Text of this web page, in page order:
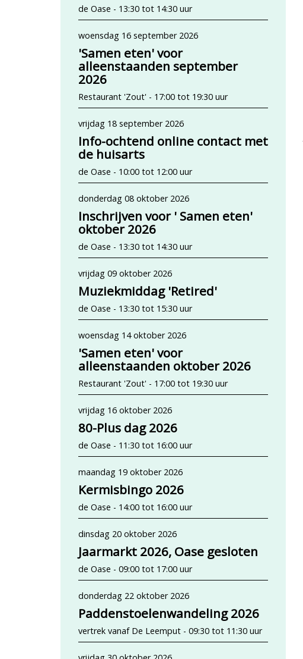
de Oase - 13:30 tot 14:30 uur
woensdag 16 september 2026
'Samen eten' voor
alleenstaanden september
2026
Restaurant 'Zout' - 17:00 tot 19:30 uur
vrijdag 18 september 2026
Info-ochtend online contact met
de huisarts
de Oase - 10:00 tot 12:00 uur
donderdag 08 oktober 2026
Inschrijven voor ' Samen eten'
oktober 2026
de Oase - 13:30 tot 14:30 uur
vrijdag 09 oktober 2026
Muziekmiddag 'Retired'
de Oase - 13:30 tot 15:30 uur
woensdag 14 oktober 2026
'Samen eten' voor
alleenstaanden oktober 2026
Restaurant 'Zout' - 17:00 tot 19:30 uur
vrijdag 16 oktober 2026
80-Plus dag 2026
de Oase - 11:30 tot 16:00 uur
maandag 19 oktober 2026
Kermisbingo 2026
de Oase - 14:00 tot 16:00 uur
dinsdag 20 oktober 2026
Jaarmarkt 2026, Oase gesloten
de Oase - 09:00 tot 17:00 uur
donderdag 22 oktober 2026
Paddenstoelenwandeling 2026
vertrek vanaf De Leemput - 09:30 tot 11:30 uur